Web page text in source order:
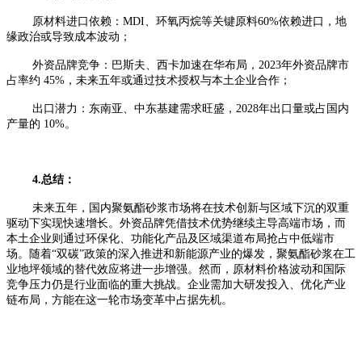
原材料进口依赖： MDI、环氧丙烷等关键原料60%依赖进口，地
缘政治或导致成本波动；
外资品牌竞争：巴斯夫、西卡加速在华布局， 2023年外资品牌市
占率约 45%，未来五年或通过技术授权与本土企业合作；
出口潜力：东南亚、中东基建需求旺盛， 2028年出口量或占国内
产量的 10%。
4.总结：
未来五年，国内聚氨酯砂浆市场将在技术创新与区域下沉的双重
驱动下实现快速增长。外资品牌凭借技术优势继续主导高端市场，而
本土企业则通过环保化、功能化产品及区域渠道布局抢占中低端市
场。随着“双碳”政策的深入推进和新能源产业的爆发，聚氨酯砂浆在工
业地坪领域的替代效应将进一步增强。然而，原材料价格波动和国际
竞争压力仍是行业面临的重大挑战。企业需加大研发投入、优化产业
链布局，方能在这一轮市场变革中占据先机。